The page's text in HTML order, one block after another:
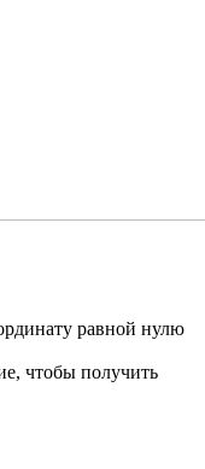
равной нулю
чтобы получить